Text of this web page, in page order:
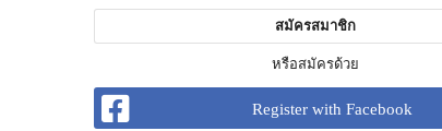
สมัครสมาชิก
หรือสมัครด้วย
Register with Facebook